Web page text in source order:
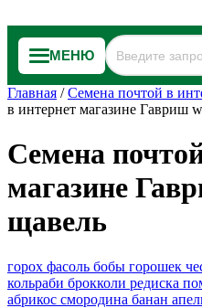
МЕНЮ
Главная /Семена почтой в
в интернет магазине Гавриш
Семена
магазине
щавель
горох фасоль бобы горошек
кольраби брокколи редиска
абрикос смородина банан